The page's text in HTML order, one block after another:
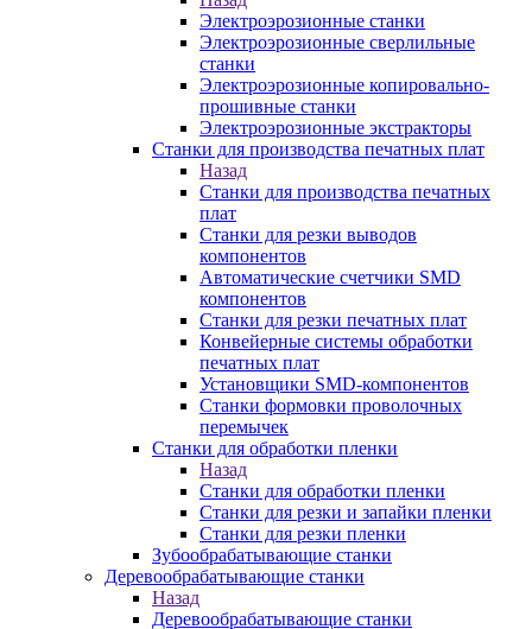
Электроэрозионные станки
Электроэрозионные сверлильные
станки
Электроэрозионные копировально-
прошивные станки
Электроэрозионные экстракторы
Станки для производства печатных плат
Назад
Станки для производства печатных
плат
Станки для резки выводов
компонентов
Автоматические счетчики SMD
компонентов
Станки для резки печатных плат
Конвейерные системы обработки
печатных плат
Установщики SMD-компонентов
Станки формовки проволочных
перемычек
Станки для обработки пленки
Назад
Станки для обработки пленки
Станки для резки и запайки пленки
Станки для резки пленки
Зубообрабатывающие станки
Деревообрабатывающие станки
Назад
Деревообрабатывающие станки